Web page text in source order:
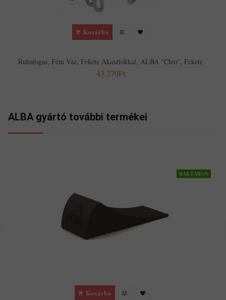
Kosárba
Ruhafogas, Fém Váz, Fekete Akasztókkal, ALBA "Cleo", Fekete
43,270Ft
ALBA gyártó további termékei
RAKTÁRON
Kosárba